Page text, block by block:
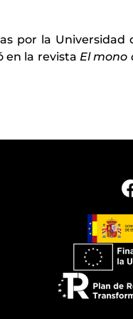
por la
en la revista El mono